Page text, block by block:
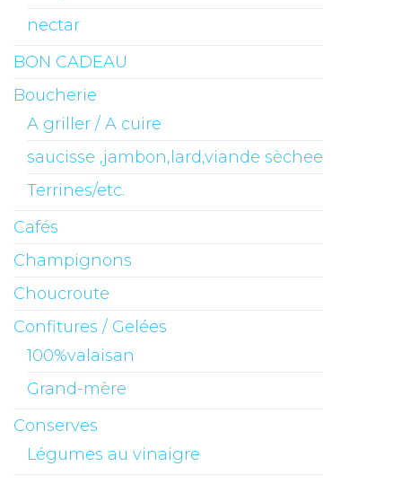
nectar
BON CADEAU
Boucherie
A griller / A cuire
saucisse ,jambon,lard,viande sèchee
Terrines/etc.
Cafés
Champignons
Choucroute
Confitures / Gelées
100%valaisan
Grand-mère
Conserves
Légumes au vinaigre